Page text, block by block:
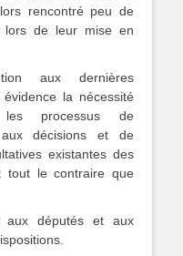
rencontré peu de
lors de leur mise en
aux dernières
la nécessité
processus de
décisions et de
existantes des
tout le contraire que
aux députés et aux